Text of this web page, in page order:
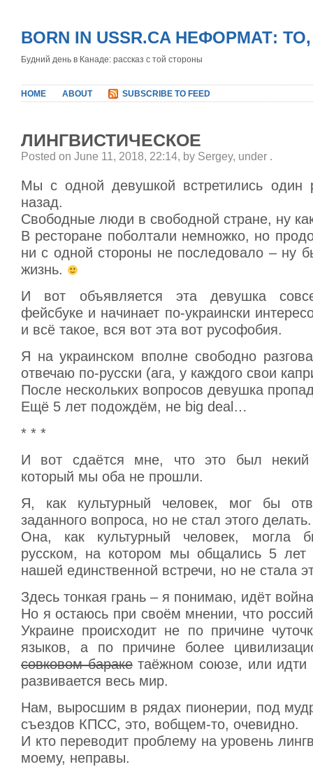
BORN IN USSR.CA НЕФОРМАТ:
Будний день в Канаде: рассказ с той стороны
HOME ABOUT SUBSCRIBE TO FEED
ЛИНГВИСТИЧЕСКОЕ
Posted on June 11, 2018, 22:14, by Sergey, under .
Мы с одной девушкой встретились один
назад.
Свободные люди в свободной стране, ну
В ресторане поболтали немножко, но
ни с одной стороны не последовало – ну
жизнь.
И вот объявляется эта девушка
фейсбуке и начинает по-украински
и всё такое, вся вот эта вот русофобия.
Я на украинском вполне свободно
отвечаю по-русски (ага, у каждого свои
После нескольких вопросов девушка
Ещё 5 лет подождём, не big deal…
* * *
И вот сдаётся мне, что это был некий
который мы оба не прошли.
Я, как культурный человек, мог бы
заданного вопроса, но не стал этого делать.
Она, как культурный человек, могла
русском, на котором мы общались 5
нашей единственной встречи, но не стала
Здесь тонкая грань – я понимаю, идёт
Но я остаюсь при своём мнении, что
Украине происходит не по причине
языков, а по причине более
совковом баракетаёжном союзе, или идти
развивается весь мир.
Нам, выросшим в рядах пионерии, под
съездов КПСС, это, вобщем-то, очевидно.
И кто переводит проблему на уровень
моему, неправы.